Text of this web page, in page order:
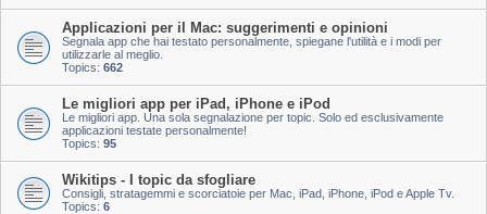
Applicazioni per il Mac: suggerimenti e opinioni
Segnala app che hai testato personalmente, spiegane l'utilità e i modi per
utilizzarle al meglio.
Topics: 662
Le migliori app per iPad, iPhone e iPod
Le migliori app. Una sola segnalazione per topic. Solo ed esclusivamente
applicazioni testate personalmente!
Topics: 95
Wikitips - I topic da sfogliare
Consigli, stratagemmi e scorciatoie per Mac, iPad, iPhone, iPod e Apple Tv.
Topics: 6